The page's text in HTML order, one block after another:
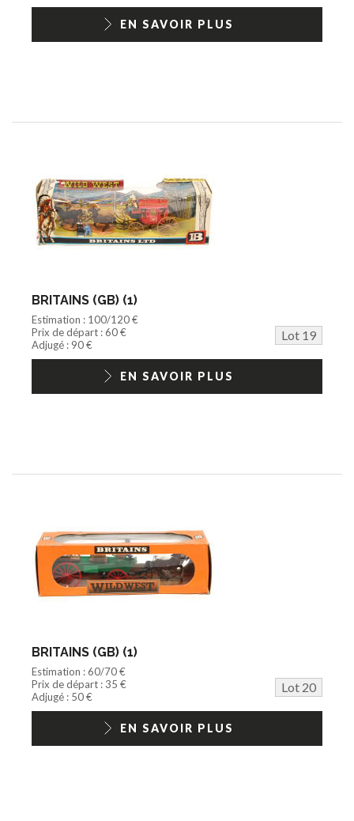
EN SAVOIR PLUS
BRITAINS (GB) (1)
Estimation : 100/120 €
Prix de départ : 60 €
Lot 19
Adjugé : 90 €
EN SAVOIR PLUS
BRITAINS (GB) (1)
Estimation : 60/70 €
Prix de départ : 35 €
Lot 20
Adjugé : 50 €
EN SAVOIR PLUS